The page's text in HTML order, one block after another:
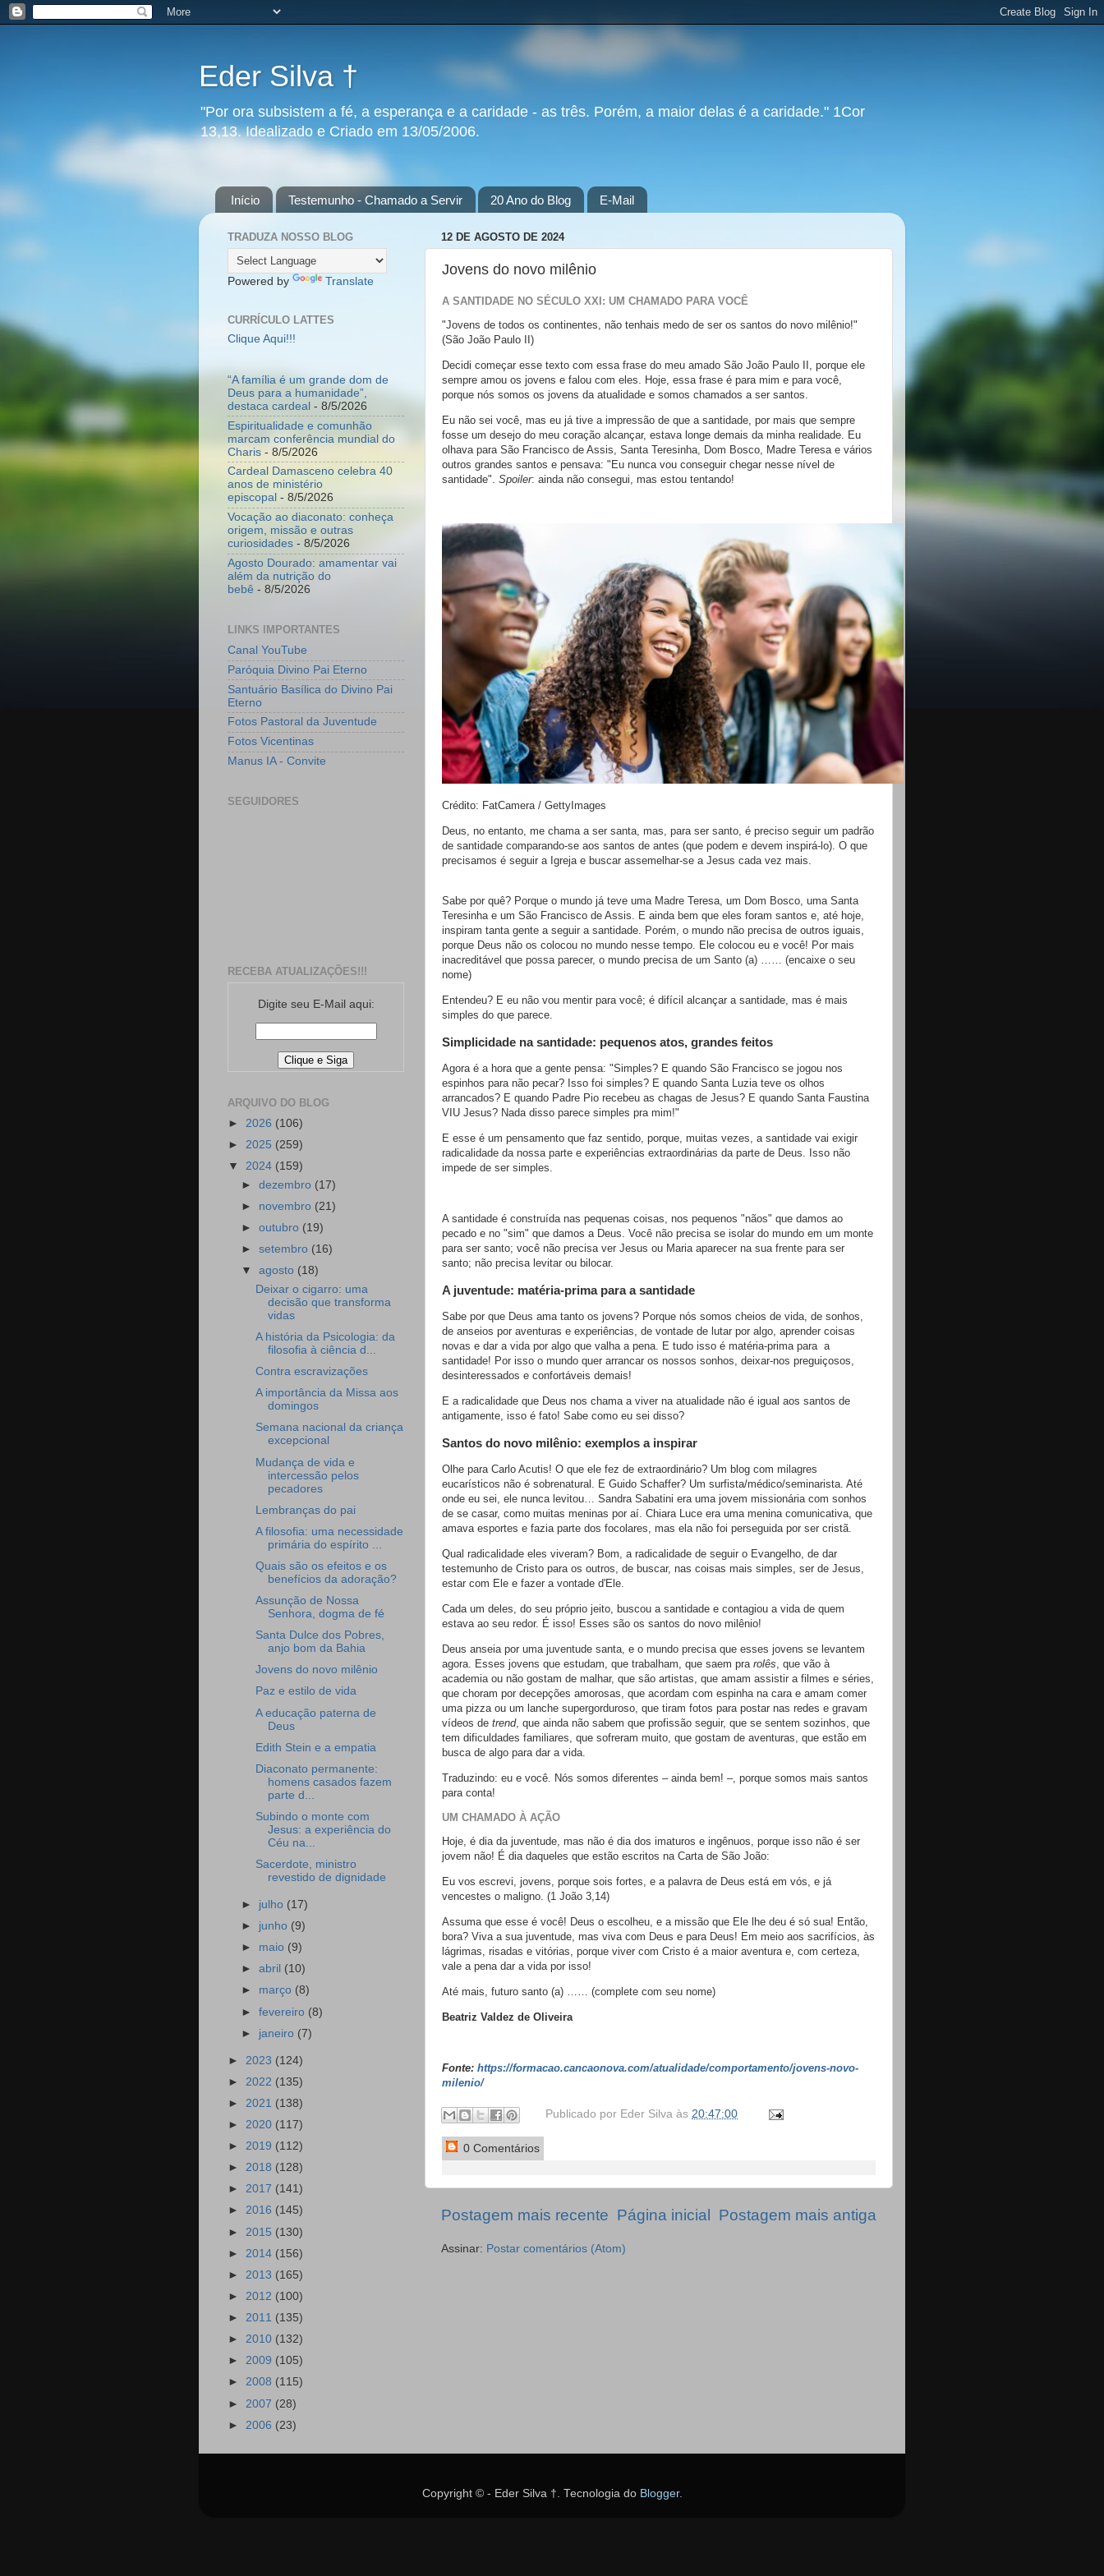
Eder Silva †
"Por ora subsistem a fé, a esperança e a caridade - as três. Porém, a maior delas é a caridade." 1Cor
13,13. Idealizado e Criado em 13/05/2006.
Início Testemunho - Chamado a Servir 20 Ano do Blog E-Mail
12 DE AGOSTO DE 2024
Jovens do novo milênio
A SANTIDADE NO SÉCULO XXI: UM CHAMADO PARA VOCÊ
"Jovens de todos os continentes, não tenhais medo de ser os santos do novo milênio!"
(São João Paulo II)
Decidi começar esse texto com essa frase do meu amado São João Paulo II, porque ele
sempre amou os jovens e falou com eles. Hoje, essa frase é para mim e para você,
porque nós somos os jovens da atualidade e somos chamados a ser santos.
Eu não sei você, mas eu já tive a impressão de que a santidade, por mais que sempre
fosse um desejo do meu coração alcançar, estava longe demais da minha realidade. Eu
olhava para São Francisco de Assis, Santa Teresinha, Dom Bosco, Madre Teresa e vários
outros grandes santos e pensava: "Eu nunca vou conseguir chegar nesse nível de
santidade". Spoiler: ainda não consegui, mas estou tentando!
Crédito: FatCamera / GettyImages
Deus, no entanto, me chama a ser santa, mas, para ser santo, é preciso seguir um padrão
de santidade comparando-se aos santos de antes (que podem e devem inspirá-lo). O que
precisamos é seguir a Igreja e buscar assemelhar-se a Jesus cada vez mais.
Sabe por quê? Porque o mundo já teve uma Madre Teresa, um Dom Bosco, uma Santa
Teresinha e um São Francisco de Assis. E ainda bem que eles foram santos e, até hoje,
inspiram tanta gente a seguir a santidade. Porém, o mundo não precisa de outros iguais,
porque Deus não os colocou no mundo nesse tempo. Ele colocou eu e você! Por mais
inacreditável que possa parecer, o mundo precisa de um Santo (a) …… (encaixe o seu
nome)
Entendeu? E eu não vou mentir para você; é difícil alcançar a santidade, mas é mais
simples do que parece.
Simplicidade na santidade: pequenos atos, grandes feitos
Agora é a hora que a gente pensa: "Simples? E quando São Francisco se jogou nos
espinhos para não pecar? Isso foi simples? E quando Santa Luzia teve os olhos
arrancados? E quando Padre Pio recebeu as chagas de Jesus? E quando Santa Faustina
VIU Jesus? Nada disso parece simples pra mim!"
E esse é um pensamento que faz sentido, porque, muitas vezes, a santidade vai exigir
radicalidade da nossa parte e experiências extraordinárias da parte de Deus. Isso não
impede de ser simples.
A santidade é construída nas pequenas coisas, nos pequenos "nãos" que damos ao
pecado e no "sim" que damos a Deus. Você não precisa se isolar do mundo em um monte
para ser santo; você não precisa ver Jesus ou Maria aparecer na sua frente para ser
santo; não precisa levitar ou bilocar.
A juventude: matéria-prima para a santidade
Sabe por que Deus ama tanto os jovens? Porque nós somos cheios de vida, de sonhos,
de anseios por aventuras e experiências, de vontade de lutar por algo, aprender coisas
novas e dar a vida por algo que valha a pena. E tudo isso é matéria-prima para a
santidade! Por isso o mundo quer arrancar os nossos sonhos, deixar-nos preguiçosos,
desinteressados e confortáveis demais!
E a radicalidade que Deus nos chama a viver na atualidade não é igual aos santos de
antigamente, isso é fato! Sabe como eu sei disso?
Santos do novo milênio: exemplos a inspirar
Olhe para Carlo Acutis! O que ele fez de extraordinário? Um blog com milagres
eucarísticos não é sobrenatural. E Guido Schaffer? Um surfista/médico/seminarista. Até
onde eu sei, ele nunca levitou… Sandra Sabatini era uma jovem missionária com sonhos
de se casar, como muitas meninas por aí. Chiara Luce era uma menina comunicativa, que
amava esportes e fazia parte dos focolares, mas ela não foi perseguida por ser cristã.
Qual radicalidade eles viveram? Bom, a radicalidade de seguir o Evangelho, de dar
testemunho de Cristo para os outros, de buscar, nas coisas mais simples, ser de Jesus,
estar com Ele e fazer a vontade d'Ele.
Cada um deles, do seu próprio jeito, buscou a santidade e contagiou a vida de quem
estava ao seu redor. É isso! Esses são os santos do novo milênio!
Deus anseia por uma juventude santa, e o mundo precisa que esses jovens se levantem
agora. Esses jovens que estudam, que trabalham, que saem pra rolês, que vão à
academia ou não gostam de malhar, que são artistas, que amam assistir a filmes e séries,
que choram por decepções amorosas, que acordam com espinha na cara e amam comer
uma pizza ou um lanche supergorduroso, que tiram fotos para postar nas redes e gravam
vídeos de trend, que ainda não sabem que profissão seguir, que se sentem sozinhos, que
tem dificuldades familiares, que sofreram muito, que gostam de aventuras, que estão em
busca de algo para dar a vida.
Traduzindo: eu e você. Nós somos diferentes – ainda bem! –, porque somos mais santos
para conta!
UM CHAMADO À AÇÃO
Hoje, é dia da juventude, mas não é dia dos imaturos e ingênuos, porque isso não é ser
jovem não! É dia daqueles que estão escritos na Carta de São João:
Eu vos escrevi, jovens, porque sois fortes, e a palavra de Deus está em vós, e já
vencestes o maligno. (1 João 3,14)
Assuma que esse é você! Deus o escolheu, e a missão que Ele lhe deu é só sua! Então,
bora? Viva a sua juventude, mas viva com Deus e para Deus! Em meio aos sacrifícios, às
lágrimas, risadas e vitórias, porque viver com Cristo é a maior aventura e, com certeza,
vale a pena dar a vida por isso!
Até mais, futuro santo (a) …… (complete com seu nome)
Beatriz Valdez de Oliveira
Fonte: https://formacao.cancaonova.com/atualidade/comportamento/jovens-novo-
milenio/
Publicado por Eder Silva às 20:47:00
0 Comentários
Postagem mais recente Postagem mais antiga
Página inicial
Assinar: Postar comentários (Atom)
TRADUZA NOSSO BLOG
Powered by Translate
CURRÍCULO LATTES
Clique Aqui!!!
“A família é um grande dom de
Deus para a humanidade”,
destaca cardeal - 8/5/2026
Espiritualidade e comunhão
marcam conferência mundial do
Charis - 8/5/2026
Cardeal Damasceno celebra 40
anos de ministério
episcopal - 8/5/2026
Vocação ao diaconato: conheça
origem, missão e outras
curiosidades - 8/5/2026
Agosto Dourado: amamentar vai
além da nutrição do
bebê - 8/5/2026
LINKS IMPORTANTES
Canal YouTube
Paróquia Divino Pai Eterno
Santuário Basílica do Divino Pai
Eterno
Fotos Pastoral da Juventude
Fotos Vicentinas
Manus IA - Convite
SEGUIDORES
RECEBA ATUALIZAÇÕES!!!
Digite seu E-Mail aqui:
ARQUIVO DO BLOG
► 2026 (106)
► 2025 (259)
▼ 2024 (159)
►dezembro (17)
► novembro (21)
►outubro (19)
►setembro (16)
▼agosto (18)
Deixar o cigarro: uma
decisão que transforma
vidas
A história da Psicologia: da
filosofia à ciência d...
Contra escravizações
A importância da Missa aos
domingos
Semana nacional da criança
excepcional
Mudança de vida e
intercessão pelos
pecadores
Lembranças do pai
A filosofia: uma necessidade
primária do espírito ...
Quais são os efeitos e os
benefícios da adoração?
Assunção de Nossa
Senhora, dogma de fé
Santa Dulce dos Pobres,
anjo bom da Bahia
Jovens do novo milênio
Paz e estilo de vida
A educação paterna de
Deus
Edith Stein e a empatia
Diaconato permanente:
homens casados fazem
parte d...
Subindo o monte com
Jesus: a experiência do
Céu na...
Sacerdote, ministro
revestido de dignidade
► julho (17)
► junho (9)
► maio (9)
►abril (10)
► março (8)
►fevereiro (8)
► janeiro (7)
► 2023 (124)
► 2022 (135)
► 2021 (138)
► 2020 (117)
► 2019 (112)
► 2018 (128)
► 2017 (141)
► 2016 (145)
► 2015 (130)
► 2014 (156)
► 2013 (165)
► 2012 (100)
► 2011 (135)
► 2010 (132)
► 2009 (105)
► 2008 (115)
► 2007 (28)
► 2006 (23)
Copyright © - Eder Silva †. Tecnologia do Blogger.